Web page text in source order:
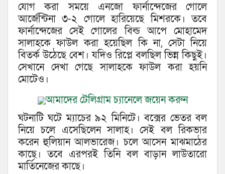
যোগ করা সময়ে এনজো ফার্নান্দেজের গোলে
আর্জেন্টিনা ৩-২ গোলে হারিয়েছে মিশরকে। তবে
ফার্নান্দেজের সেই গোলের বিল্ড আপে মোহামেদ
সালাহকে ফাউল করা হয়েছিল কি না, সেটা নিয়ে
বিতর্ক উঠেছে বেশ। যদিও রিপ্লে বলছিল ভিন্ন কিছুই।
সেখানে দেখা গেছে সালাহকে ফাউল করা হয়নি
মোটেও।
আমাদের টেলিগ্রাম চ্যানেলে জয়েন করুন
ঘটনাটি ঘটে ম্যাচের ৯২ মিনিটে। বক্সের ভেতর বল
নিয়ে চলে এসেছিলেন সালাহ। সেই বল রিকভার
করেন হুলিয়ান আলভারেজ। চলে আসেন মাঝমাঠের
কাছে। তবে এরপরই তিনি বল বাড়ান লাউতারো
মার্তিনেজের কাছে।